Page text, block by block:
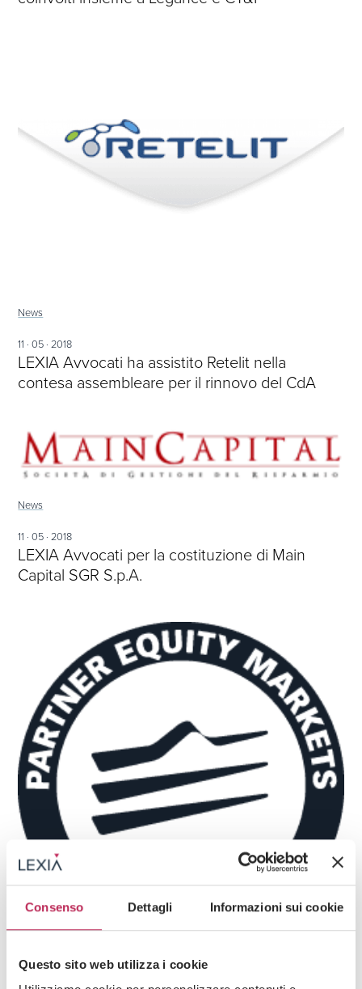
Consenso Dettagli Informazioni sui cookie
Questo sito web utilizza i cookie
News
11 · 05 · 2018
LEXIA Avvocati ha assistito Retelit nella
contesa assembleare per il rinnovo del CdA
News
11 · 05 · 2018
LEXIA Avvocati per la costituzione di Main
Capital SGR S.p.A.
News